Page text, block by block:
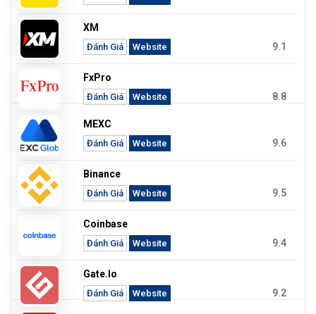
XM
Đánh Giá Website 9.1
FxPro
Đánh Giá Website 8.8
MEXC
Đánh Giá Website 9.6
Binance
Đánh Giá Website 9.5
Coinbase
Đánh Giá Website 9.4
Gate.io
Đánh Giá Website 9.2